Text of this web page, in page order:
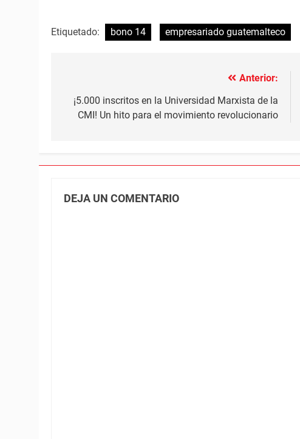
Etiquetado: bono 14 empresariado guatemalteco
de
Anterior:
¡5.000 inscritos en la Universidad Marxista de la
CMI! Un hito para el movimiento revolucionario
DEJA UN COMENTARIO